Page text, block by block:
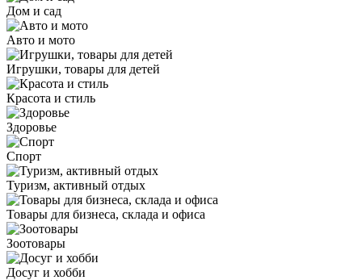
Дом и сад
Авто и мото
Игрушки, товары для детей
Красота и стиль
Здоровье
Спорт
Туризм, активный отдых
Товары для бизнеса, склада и офиса
Зоотовары
Досуг и хобби